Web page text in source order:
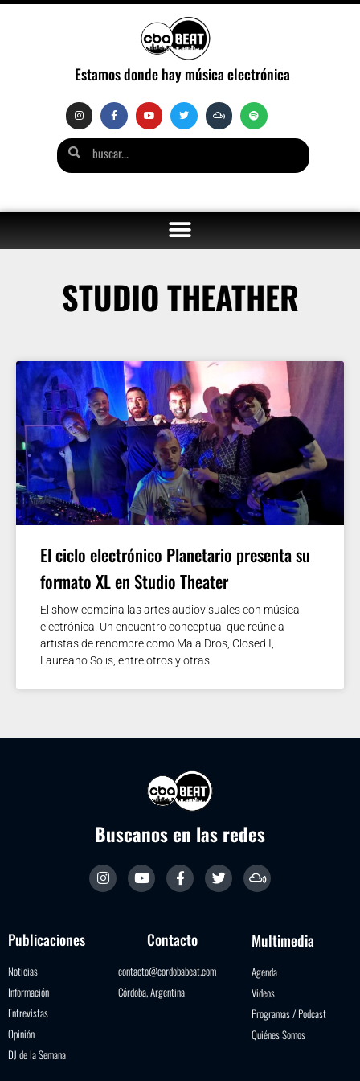
Estamos donde hay música electrónica
STUDIO THEATHER
El ciclo electrónico Planetario presenta su
formato XL en Studio Theater
El show combina las artes audiovisuales con música
electrónica. Un encuentro conceptual que reúne a
artistas de renombre como Maia Dros, Closed I,
Laureano Solis, entre otros y otras
Buscanos en las redes
Publicaciones
Noticias
Información
Entrevistas
Opinión
DJ de la Semana
Contacto
contacto@cordobabeat.com
Córdoba, Argentina
Multimedia
Agenda
Videos
Programas / Podcast
Quiénes Somos